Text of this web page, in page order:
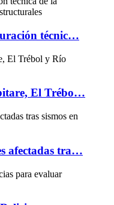
técnic…
El Trébo…
afectadas tra…